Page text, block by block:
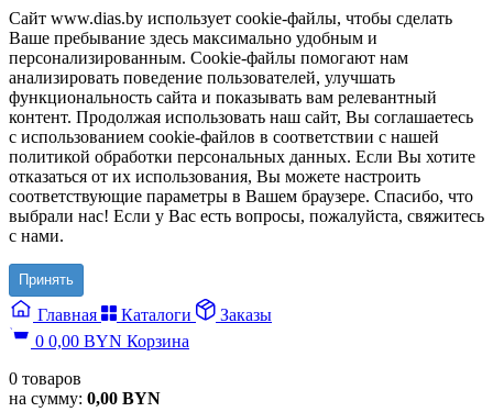
Сайт www.dias.by использует cookie-файлы, чтобы сделать
Ваше пребывание здесь максимально удобным и
персонализированным. Cookie-файлы помогают нам
анализировать поведение пользователей, улучшать
функциональность сайта и показывать вам релевантный
контент. Продолжая использовать наш сайт, Вы соглашаетесь
с использованием cookie-файлов в соответствии с нашей
политикой обработки персональных данных. Если Вы хотите
отказаться от их использования, Вы можете настроить
соответствующие параметры в Вашем браузере. Спасибо, что
выбрали нас! Если у Вас есть вопросы, пожалуйста, свяжитесь
с нами.
Принять
Главная Каталоги
Заказы
0 0,00 BYN Корзина
0 товаров
на сумму: 0,00 BYN